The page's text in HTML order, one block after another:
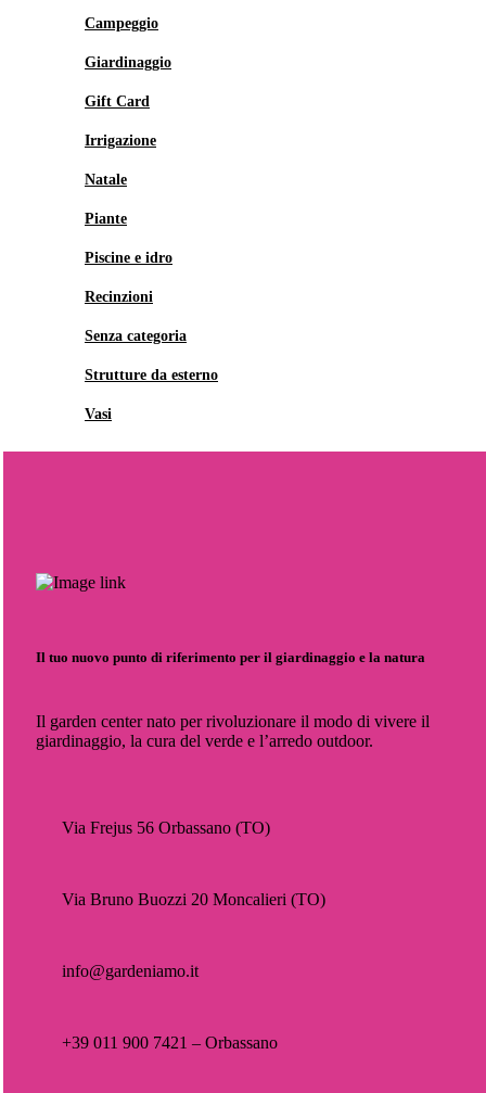
Campeggio
Giardinaggio
Gift Card
Irrigazione
Natale
Piante
Piscine e idro
Recinzioni
Senza categoria
Strutture da esterno
Vasi
Il tuo nuovo punto di riferimento per il giardinaggio e la natura
Il garden center nato per rivoluzionare il modo di vivere il
giardinaggio, la cura del verde e l’arredo outdoor.
Via Frejus 56 Orbassano (TO)
Via Bruno Buozzi 20 Moncalieri (TO)
info@gardeniamo.it
+39 011 900 7421 – Orbassano